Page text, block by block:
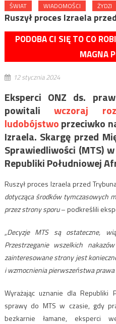
ŚWIAT WIADOMOŚCI ŻYDZI
Ruszył proces Izraela
PODOBA CI SIĘ TO CO
MAGNA
12 stycznia 2024
Eksperci ONZ ds.
powitaliwczoraj
ludobójstwoprzeciwko
Izraela. Skargę przed
Sprawiedliwości (MTS)
Republiki Południowej
Ruszył proces Izraela przed
dotycząca środków tymczasowych
przez strony sporu– podkreślili
„Decyzje MTS są ostateczne,
Przestrzeganie wszelkich
zainteresowane strony jest
i wzmocnienia pierwszeństwa
Wyrażając uznanie dla Republiki
sprawy do MTS w czasie, gdy
bezkarnie łamane, eksperci